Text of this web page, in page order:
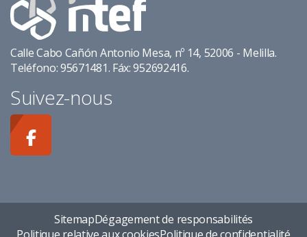
Calle Cabo Cañón Antonio Mesa, nº 14, 52006 - Melilla.
Teléfono: 95671481. Fáx: 952692416.
Suivez-nous
SitemapDégagement de responsabilités